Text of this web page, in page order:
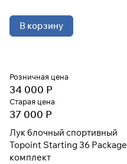
В корзину
Розничная цена
34 000 Р
Старая цена
37 000 Р
Лук блочный спортивный
Topoint Starting 36 Package
комплект